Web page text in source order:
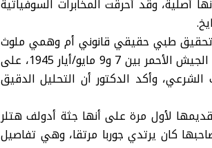
وقد أحرقت المخابرات السوفياتية
تحقيق طبي حقيقي قانوني أم وهمي ملوث
بالدعاية السوفياتية؟”، وقد أعاد قراءة تقرير تشريح الجثث الذي أجراه الجيش الأحمر بين 7 و9 مايو/أيار 1945، على
الشرعي، وأكد الدكتور أن التحليل الدقيق
لأول مرة على أنها جثة أدولف هتلر
كان يرتدي جوربا مرتقا، وهي تفاصيل